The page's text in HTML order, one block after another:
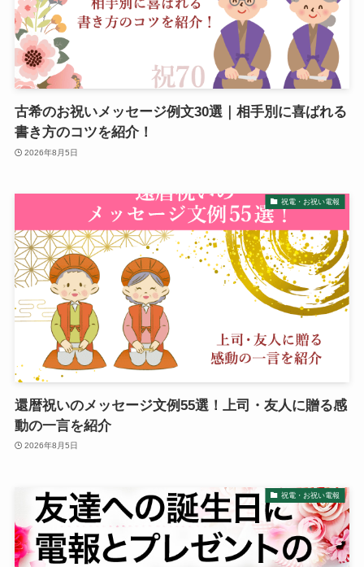
純金
ベーシック
越前和紙
西陣織物
供花・献花
胡蝶蘭セット
ブライダル特集
思いやり電報
よくご利用いただく弔電
お線香・ローソク付き弔電
古希のお祝いメッセージ例文30選｜相手別に喜ばれる
書き方のコツを紹介！
2026年8月5日
祝電・お祝い電報
還暦祝いのメッセージ文例55選！上司・友人に贈る感
動の一言を紹介
2026年8月5日
祝電・お祝い電報